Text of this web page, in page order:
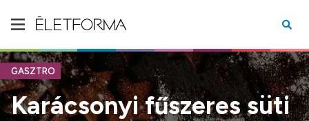
GASZTRO
Karácsonyi fűszeres süti